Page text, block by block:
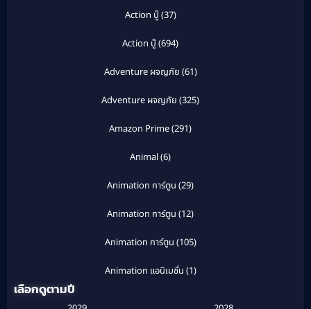
Action บู๊(37)
Action บู๊(694)
Adventure ผจญภัย (61)
Adventure ผจญภัย (325)
Amazon Prime(291)
Animal(6)
Animation การ์ตูน (29)
Animation การ์ตูน (12)
Animation การ์ตูน (105)
Animation แอนิเมชั่น (1)
เลือกดูตามปี